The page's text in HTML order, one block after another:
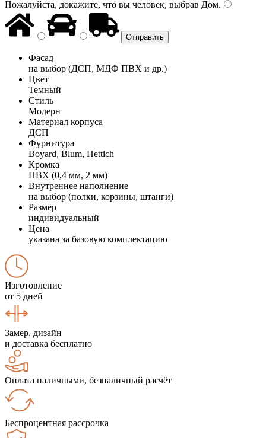
Пожалуйста, докажите, что вы человек, выбрав Дом.
Фасад
на выбор (ДСП, МДФ ПВХ и др.)
Цвет
Темный
Стиль
Модерн
Материал корпуса
ДСП
Фурнитура
Boyard, Blum, Hettich
Кромка
ПВХ (0,4 мм, 2 мм)
Внутреннее наполнение
на выбор (полки, корзины, штанги)
Размер
индивидуальный
Цена
указана за базовую комплектацию
Изготовление
от 5 дней
Замер, дизайн
и доставка бесплатно
Оплата наличными, безналичный расчёт
Беспроцентная рассрочка